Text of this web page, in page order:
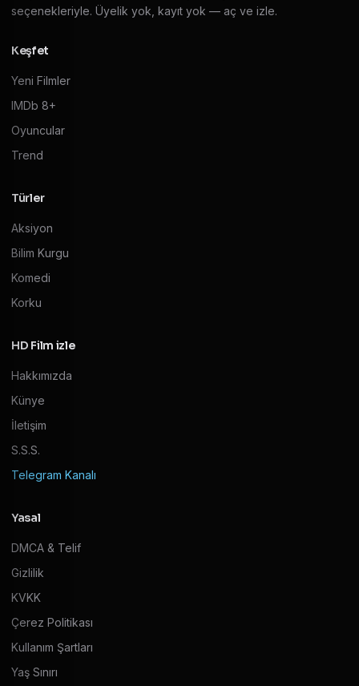
seçenekleriyle. Üyelik yok, kayıt yok — aç ve izle.
Keşfet
Yeni Filmler
IMDb 8+
Oyuncular
Trend
Türler
Aksiyon
Bilim Kurgu
Komedi
Korku
HD Film izle
Hakkımızda
Künye
İletişim
S.S.S.
Telegram Kanalı
Yasal
DMCA & Telif
Gizlilik
KVKK
Çerez Politikası
Kullanım Şartları
Yaş Sınırı